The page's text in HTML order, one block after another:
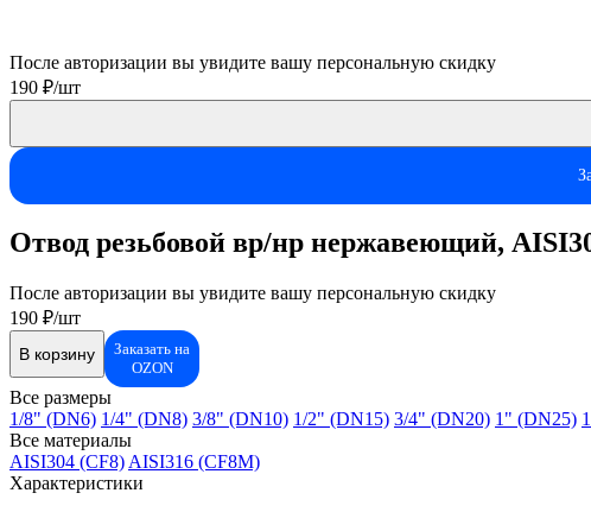
После авторизации вы увидите вашу персональную скидку
190 ₽/шт
Отвод резьбовой вр/нр нержавеющий,
После авторизации вы увидите вашу персональную скидку
190 ₽/шт
В корзину
Заказать на
OZON
Все размеры
1/8" (DN6) 1/4" (DN8) 3/8" (DN10) 1/2" (DN15) 3/4" (DN20) 1" (DN25)
Все материалы
AISI304 (CF8) AISI316 (CF8M)
Характеристики